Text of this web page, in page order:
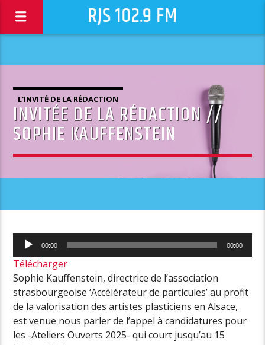
RJS 102.9 FM
L'INVITÉ DE LA RÉDACTION
INVITÉE DE LA RÉDACTION //
SOPHIE KAUFFENSTEIN
Lecteur
audio
00:00 00:00
Télécharger
Sophie Kauffenstein, directrice de l’association
strasbourgeoise ‘Accélérateur de particules’ au profit
de la valorisation des artistes plasticiens en Alsace,
est venue nous parler de l’appel à candidatures pour
les -Ateliers Ouverts 2025- qui court jusqu’au 15